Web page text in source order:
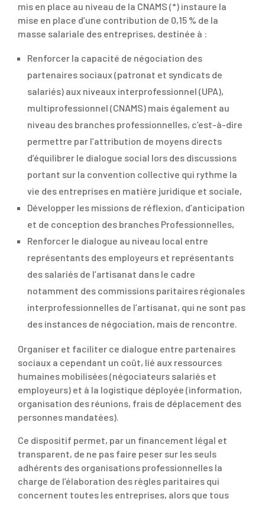
mis en place au niveau de la CNAMS (*) instaure la
mise en place d’une contribution de 0,15 % de la
masse salariale des entreprises, destinée à :
Renforcer la capacité de négociation des
partenaires sociaux (patronat et syndicats de
salariés) aux niveaux interprofessionnel (UPA),
multiprofessionnel (CNAMS) mais également au
niveau des branches professionnelles, c’est-à-dire
permettre par l’attribution de moyens directs
d’équilibrer le dialogue social lors des discussions
portant sur la convention collective qui rythme la
vie des entreprises en matière juridique et sociale,
Développer les missions de réflexion, d’anticipation
et de conception des branches Professionnelles,
Renforcer le dialogue au niveau local entre
représentants des employeurs et représentants
des salariés de l’artisanat dans le cadre
notamment des commissions paritaires régionales
interprofessionnelles de l’artisanat, qui ne sont pas
des instances de négociation, mais de rencontre.
Organiser et faciliter ce dialogue entre partenaires
sociaux a cependant un coût, lié aux ressources
humaines mobilisées (négociateurs salariés et
employeurs) et à la logistique déployée (information,
organisation des réunions, frais de déplacement des
personnes mandatées).
Ce dispositif permet, par un financement légal et
transparent, de ne pas faire peser sur les seuls
adhérents des organisations professionnelles la
charge de l’élaboration des règles paritaires qui
concernent toutes les entreprises, alors que tous